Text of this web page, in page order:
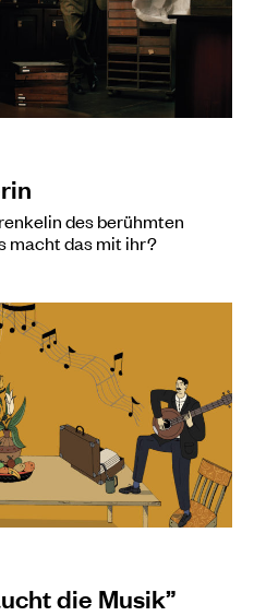
des berühmten
macht das mit ihr?
die Musik”